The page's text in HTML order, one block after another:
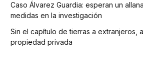
Caso Álvarez Guardia: esperan un
medidas en la investigación
Sin el capítulo de tierras a extranjeros,
propiedad privada